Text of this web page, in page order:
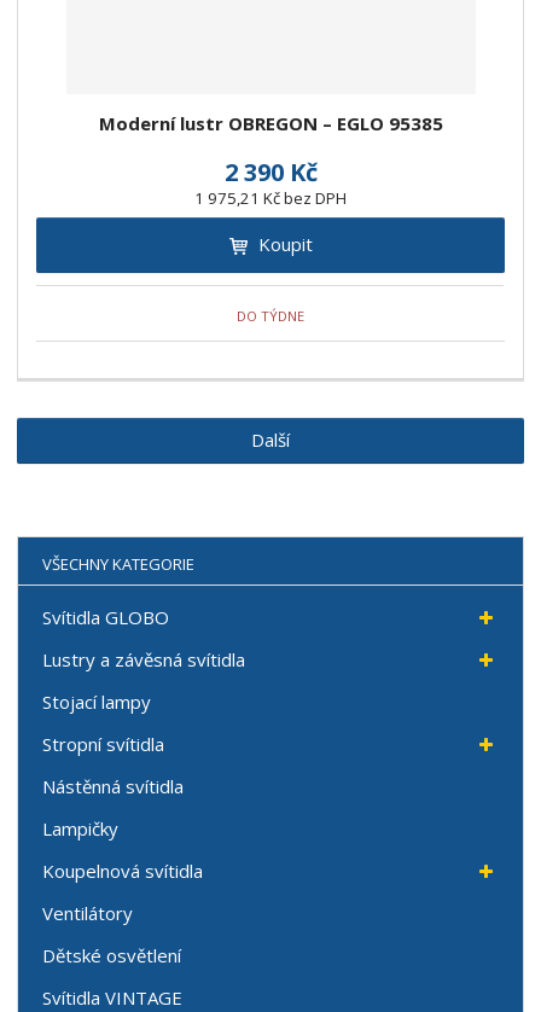
Moderní lustr OBREGON – EGLO 95385
2 390 Kč
1 975,21 Kč bez DPH
Koupit
DO TÝDNE
Další
VŠECHNY KATEGORIE
Svítidla GLOBO
Lustry a závěsná svítidla
Stojací lampy
Stropní svítidla
Nástěnná svítidla
Lampičky
Koupelnová svítidla
Ventilátory
Dětské osvětlení
Svítidla VINTAGE